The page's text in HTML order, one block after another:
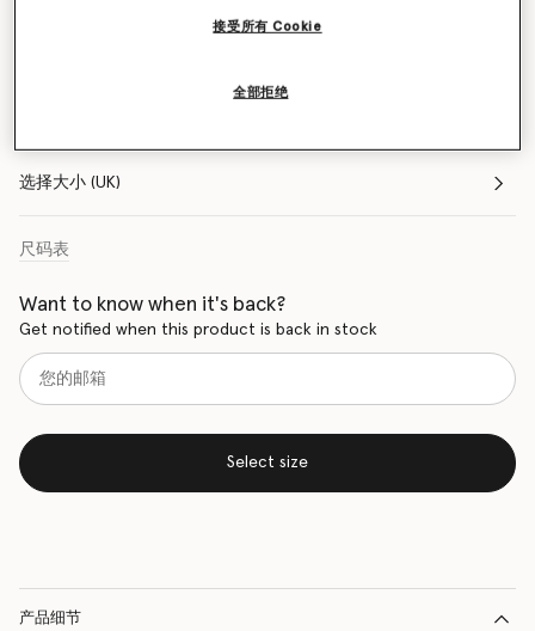
选择大小 (UK)
尺码表
Want to know when it's back?
Get notified when this product is back in stock
Select size
产品细节
全部拒绝
接受所有 Cookie